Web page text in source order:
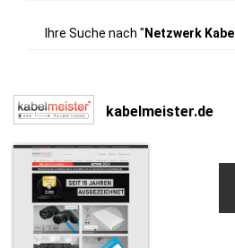
Ihre Suche nach " Netzwerk Kabel
kabelmeister.de